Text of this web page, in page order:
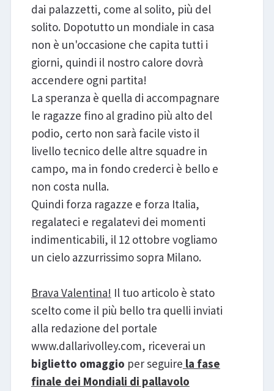
dai palazzetti, come al solito, più del
solito. Dopotutto un mondiale in casa
non è un'occasione che capita tutti i
giorni, quindi il nostro calore dovrà
accendere ogni partita!
La speranza è quella di accompagnare
le ragazze fino al gradino più alto del
podio, certo non sarà facile visto il
livello tecnico delle altre squadre in
campo, ma in fondo crederci è bello e
non costa nulla.
Quindi forza ragazze e forza Italia,
regalateci e regalatevi dei momenti
indimenticabili, il 12 ottobre vogliamo
un cielo azzurrissimo sopra Milano.
Brava Valentina! Il tuo articolo è stato
scelto come il più bello tra quelli inviati
alla redazione del portale
www.dallarivolley.com, riceverai un
biglietto omaggio per seguire la fase
finale dei Mondiali di pallavolo